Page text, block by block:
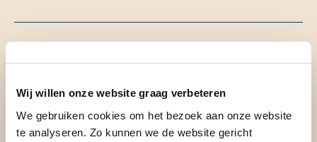
Wij willen onze website graag verbeteren
We gebruiken cookies om het bezoek aan onze website
te analyseren. Zo kunnen we de website gericht
Specifiek kaderbesluit Ouderengeneeskunde